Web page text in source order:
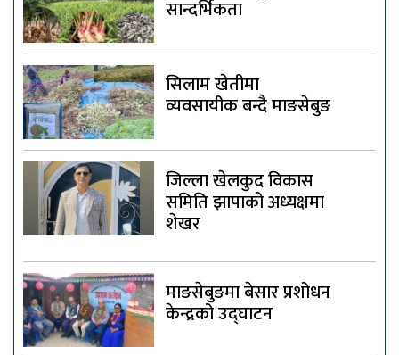
सान्दर्भिकता
सिलाम खेतीमा
व्यवसायीक बन्दै माङसेबुङ
जिल्ला खेलकुद विकास
समिति झापाको अध्यक्षमा
शेखर
माङसेबुङमा बेसार प्रशोधन
केन्द्रको उद्घाटन